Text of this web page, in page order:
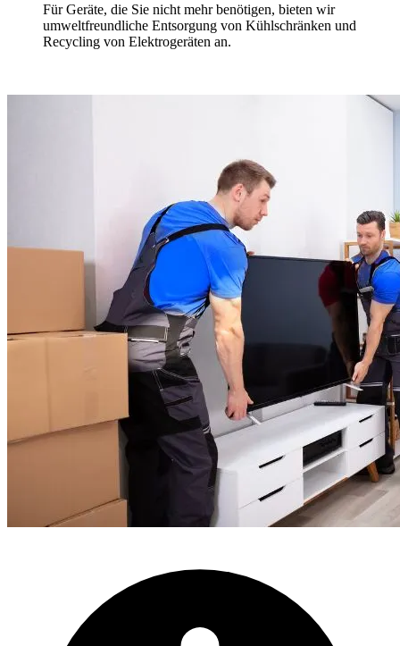
Für Geräte, die Sie nicht mehr benötigen, bieten wir
umweltfreundliche Entsorgung von Kühlschränken und
Recycling von Elektrogeräten an.